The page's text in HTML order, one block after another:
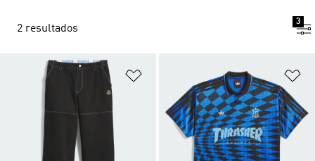
2 resultados
3
Añadir a la lista de deseos